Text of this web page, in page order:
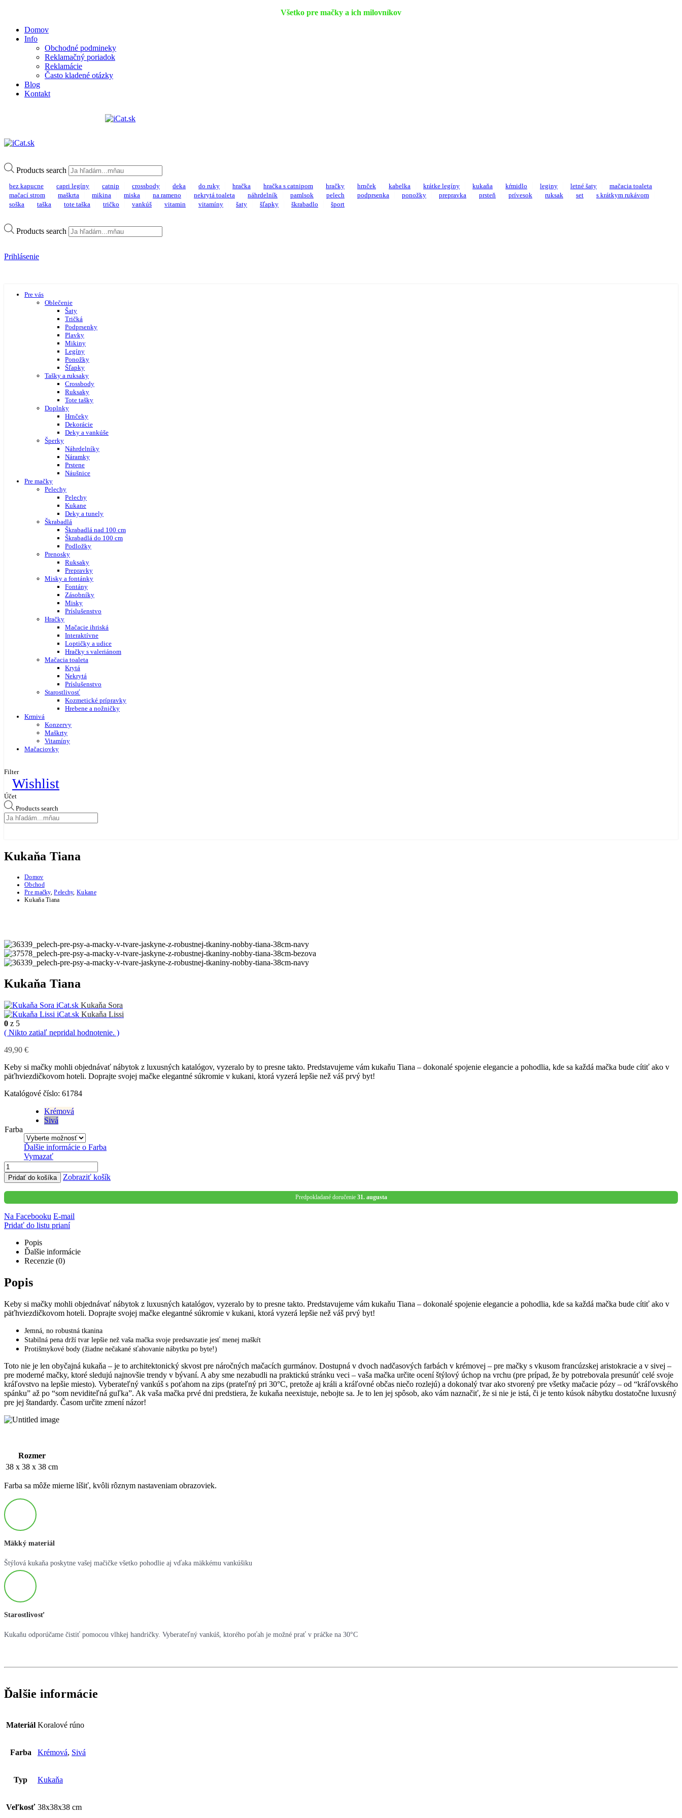
Všetko pre mačky a ich milovníkov
Domov
Info
Obchodné podmineky
Reklamačný poriadok
Reklamácie
Často kladené otázky
Blog
Kontakt
Products search
bez kapucne capri legíny catnip crossbody deka do ruky hračka hračka s catnipom hračky hrnček kabelka krátke legíny kukaňa kŕmidlo leginy letné šaty
mačacia toaleta
mačací strom
maškrta mikina miska na rameno nekrytá toaleta náhrdelník pamlsok pelech podprsenka ponožky prepravka prsteň prívesok ruksak set
s krátkym rukávom
soška
taška tote taška tričko vankúš vitamin vitamíny šaty šľapky škrabadlo šport
Products search
Prihlásenie
Pre vás
Oblečenie
Šaty
Tričká
Podprsenky
Plavky
Mikiny
Legíny
Ponožky
Šľapky
Tašky a ruksaky
Crossbody
Ruksaky
Tote tašky
Doplnky
Hrnčeky
Dekorácie
Deky a vankúše
Šperky
Náhrdelníky
Náramky
Prstene
Náušnice
Pre mačky
Pelechy
Pelechy
Kukane
Deky a tunely
Škrabadlá
Škrabadlá nad 100 cm
Škrabadlá do 100 cm
Podložky
Prenosky
Ruksaky
Prepravky
Misky a fontánky
Fontány
Zásobníky
Misky
Príslušenstvo
Hračky
Mačacie ihriská
Interaktívne
Loptičky a udice
Hračky s valeriánom
Mačacia toaleta
Krytá
Nekrytá
Príslušenstvo
Starostlivosť
Kozmetické prípravky
Hrebene a nožničky
Krmivá
Konzervy
Maškrty
Vitamíny
Mačaciovky
Filter
Wishlist
Účet
Products search
Kukaňa Tiana
Domov
Obchod
Pre mačky,Pelechy,Kukane
Kukaňa Tiana
Kukaňa Tiana
Kukaňa Sora
Kukaňa Lissi
0 z 5
( Nikto zatiaľ nepridal hodnotenie. )
49,90 €
Keby si mačky mohli objednávať nábytok z luxusných katalógov, vyzeralo by to presne takto. Predstavujeme vám kukaňu Tiana – dokonalé spojenie elegancie a pohodlia, kde sa každá mačka bude cítiť ako v
päťhviezdičkovom hoteli. Doprajte svojej mačke elegantné súkromie v kukani, ktorá vyzerá lepšie než váš prvý byt!
Katalógové číslo: 61784
Farba
Krémová
Sivá
Ďalšie informácie o Farba
Vymazať
Pridať do košíka Zobraziť košík
Predpokladané doručenie 31. augusta
Na Facebooku E-mail
Pridať do listu prianí
Popis
Ďalšie informácie
Recenzie (0)
Popis
Keby si mačky mohli objednávať nábytok z luxusných katalógov, vyzeralo by to presne takto. Predstavujeme vám kukaňu Tiana – dokonalé spojenie elegancie a pohodlia, kde sa každá mačka bude cítiť ako v
päťhviezdičkovom hoteli. Doprajte svojej mačke elegantné súkromie v kukani, ktorá vyzerá lepšie než váš prvý byt!
Jemná, no robustná tkanina
Stabilná pena drží tvar lepšie než vaša mačka svoje predsavzatie jesť menej maškŕt
Protišmykové body (žiadne nečakané sťahovanie nábytku po byte!)
Toto nie je len obyčajná kukaňa – je to architektonický skvost pre náročných mačacích gurmánov. Dostupná v dvoch nadčasových farbách v krémovej – pre mačky s vkusom francúzskej aristokracie a v sivej –
pre moderné mačky, ktoré sledujú najnovšie trendy v bývaní. A aby sme nezabudli na praktickú stránku veci – vaša mačka určite ocení štýlový úchop na vrchu (pre prípad, že by potrebovala presunúť celé svoje
kráľovstvo na lepšie miesto). Vyberateľný vankúš s poťahom na zips (prateľný pri 30°C, pretože aj králi a kráľovné občas niečo rozlejú) a dokonalý tvar ako stvorený pre všetky mačacie pózy – od “kráľovského
spánku” až po “som neviditeľná guľka”. Ak vaša mačka prvé dni predstiera, že kukaňa neexistuje, nebojte sa. Je to len jej spôsob, ako vám naznačiť, že si nie je istá, či je tento kúsok nábytku dostatočne luxusný
pre jej štandardy. Časom určite zmení názor!
Rozmer
38 x 38 x 38 cm
Farba sa môže mierne líšiť, kvôli rôznym nastaveniam obrazoviek.
Mäkký materiál
Štýlová kukaňa poskytne vašej mačičke všetko pohodlie aj vďaka mäkkému vankúšiku
Starostlivosť
Kukaňu odporúčame čistiť pomocou vlhkej handričky. Vyberateľný vankúš, ktorého poťah je možné prať v práčke na 30°C
Ďalšie informácie
Materiál Koralové rúno
Farba Krémová, Sivá
Typ Kukaňa
Veľkosť 38x38x38 cm